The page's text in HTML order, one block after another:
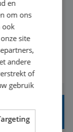
of
voor de
de hele
in op de
er in de
weet je
te
en
om ons
ook
site
andere
of
gebruik